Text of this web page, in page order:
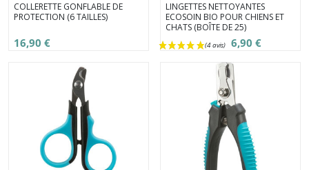
COLLERETTE GONFLABLE DE
PROTECTION (6 TAILLES)
16,90 €
LINGETTES NETTOYANTES
ECOSOIN BIO POUR CHIENS ET
CHATS (BOÎTE DE 25)
6,90 €